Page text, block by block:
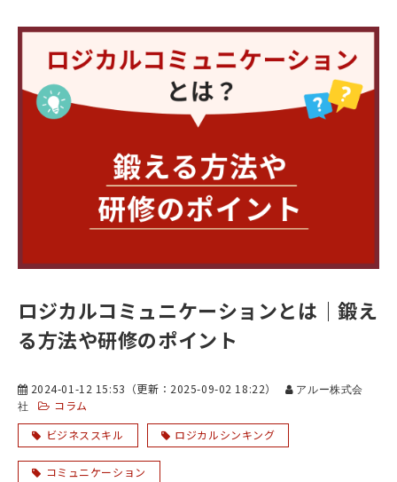
ロジカルコミュニケーションとは｜鍛え
る方法や研修のポイント
2024-01-12 15:53 （更新： 2025-09-02 18:22）
アルー株式会
社
コラム
ビジネススキル
ロジカルシンキング
コミュニケーション